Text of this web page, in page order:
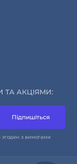
ТА АКЦІЯМИ:
Підпишіться
і згоден з вимогами